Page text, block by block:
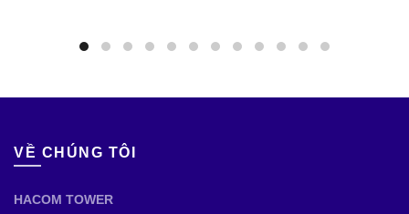
VỀ CHÚNG TÔI
HACOM TOWER